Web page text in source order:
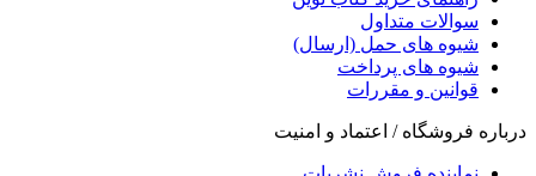
سوالات متداول
شیوه های حمل (ارسال)
شیوه های پرداخت
قوانین و مقررات
درباره فروشگاه / اعتماد و امنیت